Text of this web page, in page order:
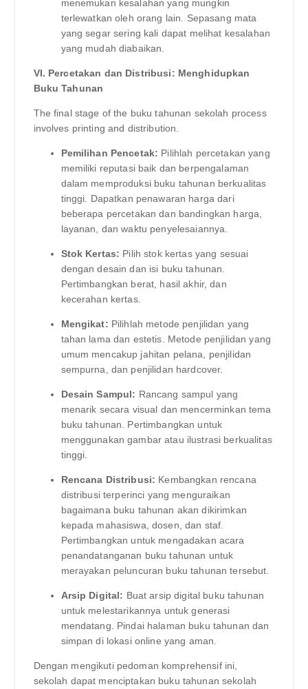
menemukan kesalahan yang mungkin
terlewatkan oleh orang lain. Sepasang mata
yang segar sering kali dapat melihat kesalahan
yang mudah diabaikan.
VI. Percetakan dan Distribusi: Menghidupkan
Buku Tahunan
The final stage of the buku tahunan sekolah process
involves printing and distribution.
Pemilihan Pencetak: Pilihlah percetakan yang
memiliki reputasi baik dan berpengalaman
dalam memproduksi buku tahunan berkualitas
tinggi. Dapatkan penawaran harga dari
beberapa percetakan dan bandingkan harga,
layanan, dan waktu penyelesaiannya.
Stok Kertas: Pilih stok kertas yang sesuai
dengan desain dan isi buku tahunan.
Pertimbangkan berat, hasil akhir, dan
kecerahan kertas.
Mengikat: Pilihlah metode penjilidan yang
tahan lama dan estetis. Metode penjilidan yang
umum mencakup jahitan pelana, penjilidan
sempurna, dan penjilidan hardcover.
Desain Sampul: Rancang sampul yang
menarik secara visual dan mencerminkan tema
buku tahunan. Pertimbangkan untuk
menggunakan gambar atau ilustrasi berkualitas
tinggi.
Rencana Distribusi: Kembangkan rencana
distribusi terperinci yang menguraikan
bagaimana buku tahunan akan dikirimkan
kepada mahasiswa, dosen, dan staf.
Pertimbangkan untuk mengadakan acara
penandatanganan buku tahunan untuk
merayakan peluncuran buku tahunan tersebut.
Arsip Digital: Buat arsip digital buku tahunan
untuk melestarikannya untuk generasi
mendatang. Pindai halaman buku tahunan dan
simpan di lokasi online yang aman.
Dengan mengikuti pedoman komprehensif ini,
sekolah dapat menciptakan buku tahunan sekolah